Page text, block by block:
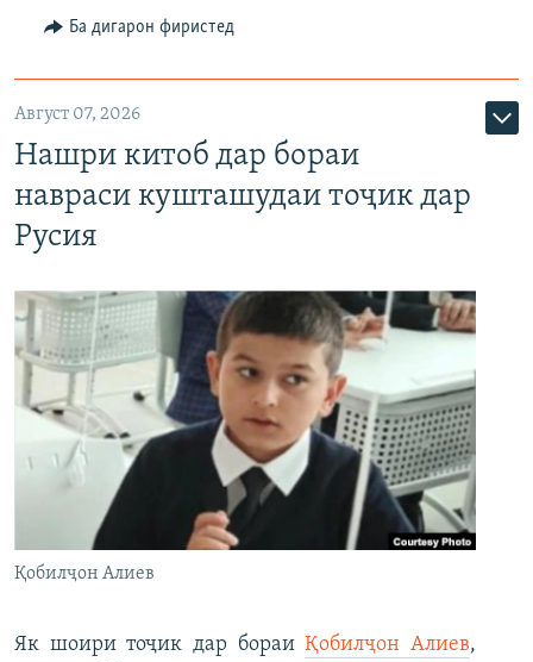
Ба дигарон фиристед
Август 07, 2026
Нашри китоб дар бораи
навраси кушташудаи тоҷик дар
Русия
Қобилҷон Алиев
Як шоири тоҷик дар бораиҚобилҷон Алиев,